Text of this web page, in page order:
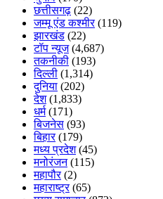
छत्तीसगढ़ (22)
जम्मू एंड कश्मीर(119)
झारखंड (22)
टॉप न्यूज(4,687)
तकनीकी (193)
दिल्ली (1,314)
दुनिया (202)
देश(1,833)
धर्म(171)
बिजनेस (93)
बिहार(179)
मध्य प्रदेश(45)
मनोरंजन(115)
महापौर(2)
महाराष्ट्र(65)